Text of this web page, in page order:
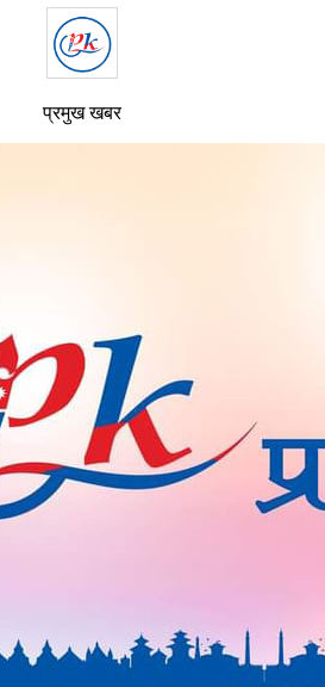
प्रमुख खबर